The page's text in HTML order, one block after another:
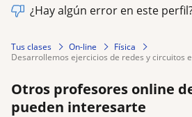
¿Hay algún error en este
Tus clases On-line
Física
desarrollemos ejercicios de redes y circuitos
Otros profesores online
pueden interesarte